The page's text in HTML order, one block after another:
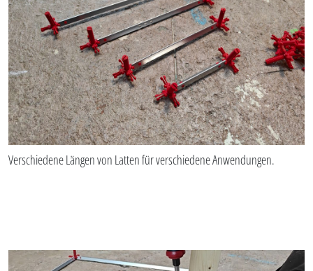
Verschiedene Längen von Latten für verschiedene Anwendungen.